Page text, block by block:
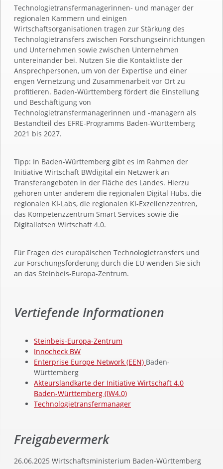
Technologietransfermanagerinnen- und manager der
regionalen Kammern und einigen
Wirtschaftsorganisationen tragen zur Stärkung des
Technologietransfers zwischen Forschungseinrichtungen
und Unternehmen sowie zwischen Unternehmen
untereinander bei. Nutzen Sie die Kontaktliste der
Ansprechpersonen, um von der Expertise und einer
engen Vernetzung und Zusammenarbeit vor Ort zu
profitieren. Baden-Württemberg fördert die Einstellung
und Beschäftigung von
Technologietransfermanagerinnen und -managern als
Bestandteil des EFRE-Programms Baden-Württemberg
2021 bis 2027.
Tipp: In Baden-Württemberg gibt es im Rahmen der
Initiative Wirtschaft BWdigital ein Netzwerk an
Transferangeboten in der Fläche des Landes. Hierzu
gehören unter anderem die regionalen Digital Hubs, die
regionalen KI-Labs, die regionalen KI-Exzellenzzentren,
das Kompetenzzentrum Smart Services sowie die
Digitallotsen Wirtschaft 4.0.
Für Fragen des europäischen Technologietransfers und
zur Forschungsförderung durch die EU wenden Sie sich
an das Steinbeis-Europa-Zentrum.
Vertiefende Informationen
Steinbeis-Europa-Zentrum
Innocheck BW
Enterprise Europe Network (EEN) Baden-
Württemberg
Akteurslandkarte der Initiative Wirtschaft 4.0
Baden-Württemberg (IW4.0)
Technologietransfermanager
Freigabevermerk
26.06.2025 Wirtschaftsministerium Baden-Württemberg